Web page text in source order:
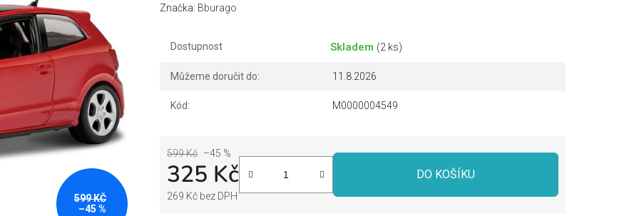
Značka: Bburago
Dostupnost Skladem (2 ks)
Můžeme doručit do: 11.8.2026
Kód: M0000004549
599 Kč –45 %
325 Kč
269 Kč bez DPH
DO KOŠÍKU
599 KČ
–45 %